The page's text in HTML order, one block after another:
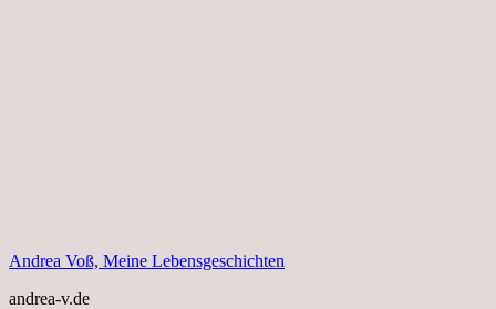
Andrea Voß, Meine Lebensgeschichten
andrea-v.de